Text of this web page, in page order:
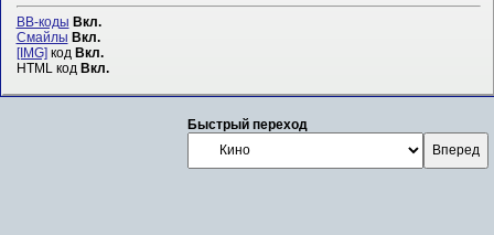
BB-коды Вкл.
Смайлы Вкл.
[IMG]код Вкл.
HTML код Вкл.
Быстрый переход